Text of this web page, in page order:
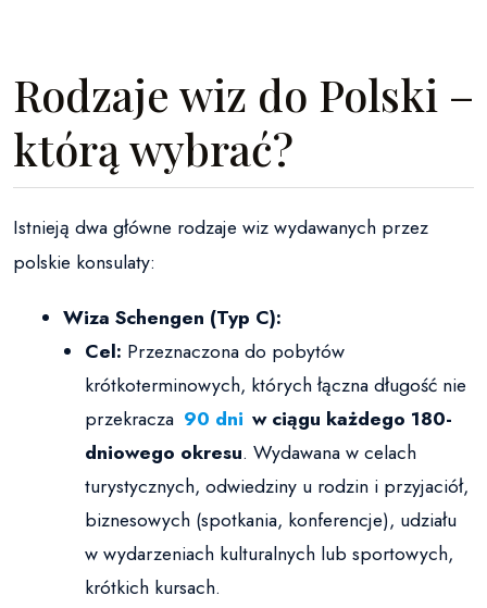
Rodzaje wiz do Polski –
którą wybrać?
Istnieją dwa główne rodzaje wiz wydawanych przez
polskie konsulaty:
Wiza Schengen (Typ C):
Cel: Przeznaczona do pobytów
krótkoterminowych, których łączna długość nie
przekracza 90 dni w ciągu każdego 180-
dniowego okresu. Wydawana w celach
turystycznych, odwiedziny u rodzin i przyjaciół,
biznesowych (spotkania, konferencje), udziału
w wydarzeniach kulturalnych lub sportowych,
krótkich kursach.